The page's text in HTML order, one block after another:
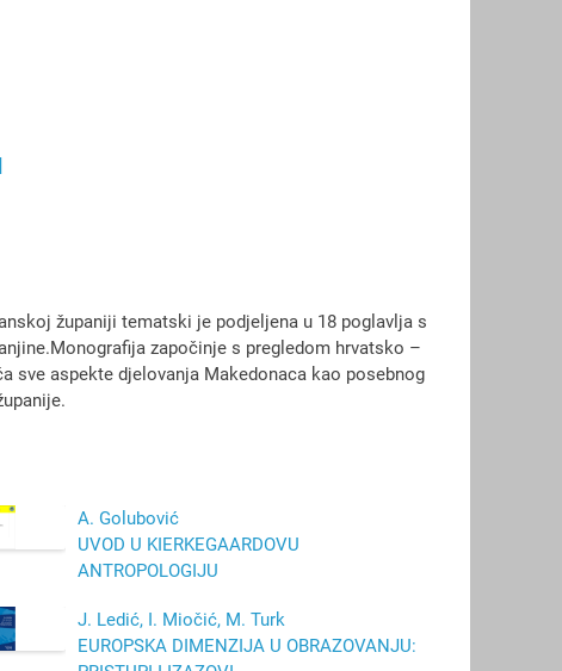
županiji tematski je podjeljena u 18 poglavlja s
započinje s pregledom hrvatsko –
sve aspekte djelovanja Makedonaca kao posebnog
A. Golubović
UVOD U KIERKEGAARDOVU
ANTROPOLOGIJU
J. Ledić, I. Miočić, M. Turk
EUROPSKA DIMENZIJA U OBRAZOVANJU: